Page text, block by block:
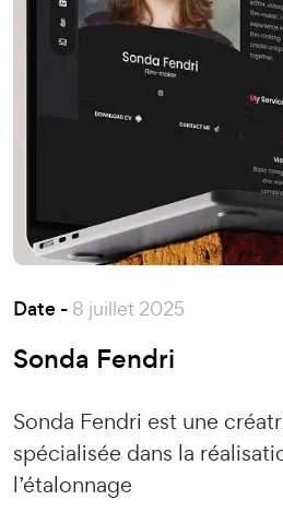
Date - 8 juillet 2025
Sonda Fendri
Sonda Fendri est une
spécialisée dans la
l’étalonnage